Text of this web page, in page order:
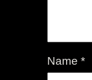
Name *